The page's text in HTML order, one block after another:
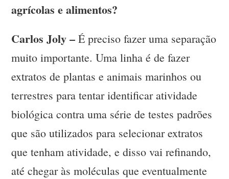
agrícolas e alimentos?
Carlos Joly – É preciso fazer uma separação
muito importante. Uma linha é de fazer
extratos de plantas e animais marinhos ou
terrestres para tentar identificar atividade
biológica contra uma série de testes padrões
que são utilizados para selecionar extratos
que tenham atividade, e disso vai refinando,
até chegar às moléculas que eventualmente